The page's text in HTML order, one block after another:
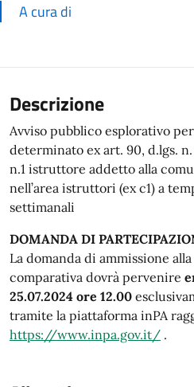
A cura di
Descrizione
Avviso pubblico esplorativo
determinato ex art. 90, d.lgs.
n.1 istruttore addetto alla
nell’area istruttori (ex c1) a
settimanali
DOMANDA DI
La domanda di ammissione
comparativa dovrà pervenire
25.07.2024 ore 12.00
tramite la piattaforma inPA
https://www.inpa.gov.it/ .